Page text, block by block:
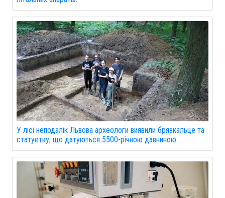
У лісі неподалік Львова археологи виявили брязкальце та
статуетку, що датуються 5500-річною давниною.